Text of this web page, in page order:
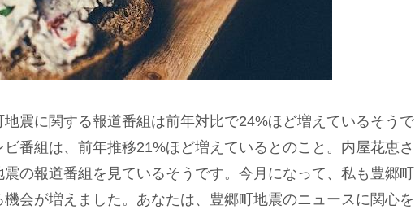
震に関する報道番組は前年対比で24%ほど増えているそうで
番組は、前年推移21%ほど増えているとのこと。内屋花恵さ
の報道番組を見ているそうです。今月になって、私も豊郷町
会が増えました。あなたは、豊郷町地震のニュースに関心を